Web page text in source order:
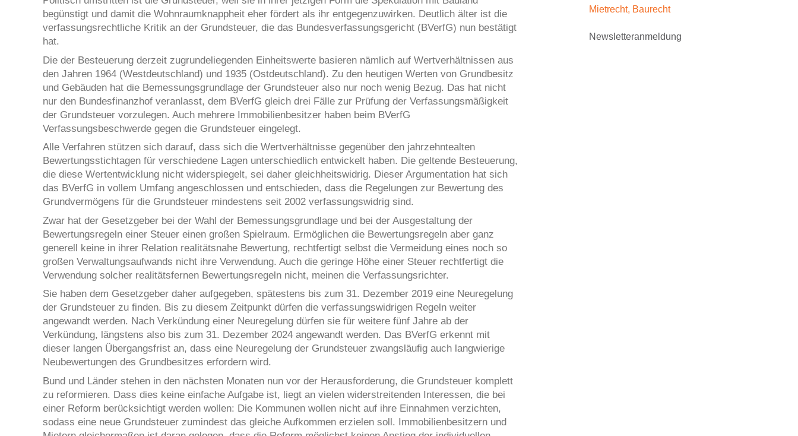
Mietrecht, Baurecht
Newsletteranmeldung
begünstigt und damit die Wohnraumknappheit eher fördert als ihr entgegenzuwirken. Deutlich älter ist die
verfassungsrechtliche Kritik an der Grundsteuer, die das Bundesverfassungsgericht (BVerfG) nun bestätigt
hat.
Die der Besteuerung derzeit zugrundeliegenden Einheitswerte basieren nämlich auf Wertverhältnissen aus
den Jahren 1964 (Westdeutschland) und 1935 (Ostdeutschland). Zu den heutigen Werten von Grundbesitz
und Gebäuden hat die Bemessungsgrundlage der Grundsteuer also nur noch wenig Bezug. Das hat nicht
nur den Bundesfinanzhof veranlasst, dem BVerfG gleich drei Fälle zur Prüfung der Verfassungsmäßigkeit
der Grundsteuer vorzulegen. Auch mehrere Immobilienbesitzer haben beim BVerfG
Verfassungsbeschwerde gegen die Grundsteuer eingelegt.
Alle Verfahren stützen sich darauf, dass sich die Wertverhältnisse gegenüber den jahrzehntealten
Bewertungsstichtagen für verschiedene Lagen unterschiedlich entwickelt haben. Die geltende Besteuerung,
die diese Wertentwicklung nicht widerspiegelt, sei daher gleichheitswidrig. Dieser Argumentation hat sich
das BVerfG in vollem Umfang angeschlossen und entschieden, dass die Regelungen zur Bewertung des
Grundvermögens für die Grundsteuer mindestens seit 2002 verfassungswidrig sind.
Zwar hat der Gesetzgeber bei der Wahl der Bemessungsgrundlage und bei der Ausgestaltung der
Bewertungsregeln einer Steuer einen großen Spielraum. Ermöglichen die Bewertungsregeln aber ganz
generell keine in ihrer Relation realitätsnahe Bewertung, rechtfertigt selbst die Vermeidung eines noch so
großen Verwaltungsaufwands nicht ihre Verwendung. Auch die geringe Höhe einer Steuer rechtfertigt die
Verwendung solcher realitätsfernen Bewertungsregeln nicht, meinen die Verfassungsrichter.
Sie haben dem Gesetzgeber daher aufgegeben, spätestens bis zum 31. Dezember 2019 eine Neuregelung
der Grundsteuer zu finden. Bis zu diesem Zeitpunkt dürfen die verfassungswidrigen Regeln weiter
angewandt werden. Nach Verkündung einer Neuregelung dürfen sie für weitere fünf Jahre ab der
Verkündung, längstens also bis zum 31. Dezember 2024 angewandt werden. Das BVerfG erkennt mit
dieser langen Übergangsfrist an, dass eine Neuregelung der Grundsteuer zwangsläufig auch langwierige
Neubewertungen des Grundbesitzes erfordern wird.
Bund und Länder stehen in den nächsten Monaten nun vor der Herausforderung, die Grundsteuer komplett
zu reformieren. Dass dies keine einfache Aufgabe ist, liegt an vielen widerstreitenden Interessen, die bei
einer Reform berücksichtigt werden wollen: Die Kommunen wollen nicht auf ihre Einnahmen verzichten,
sodass eine neue Grundsteuer zumindest das gleiche Aufkommen erzielen soll. Immobilienbesitzern und